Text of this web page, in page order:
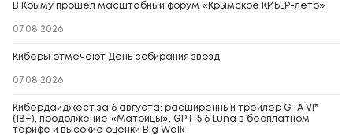
В Крыму прошел масштабный форум «Крымское КИБЕР-лето»
07.08.2026
Киберы отмечают День собирания звезд
07.08.2026
Кибердайджест за 6 августа: расширенный трейлер GTA VI*
(18+), продолжение «Матрицы», GPT-5.6 Luna в бесплатном
тарифе и высокие оценки Big Walk